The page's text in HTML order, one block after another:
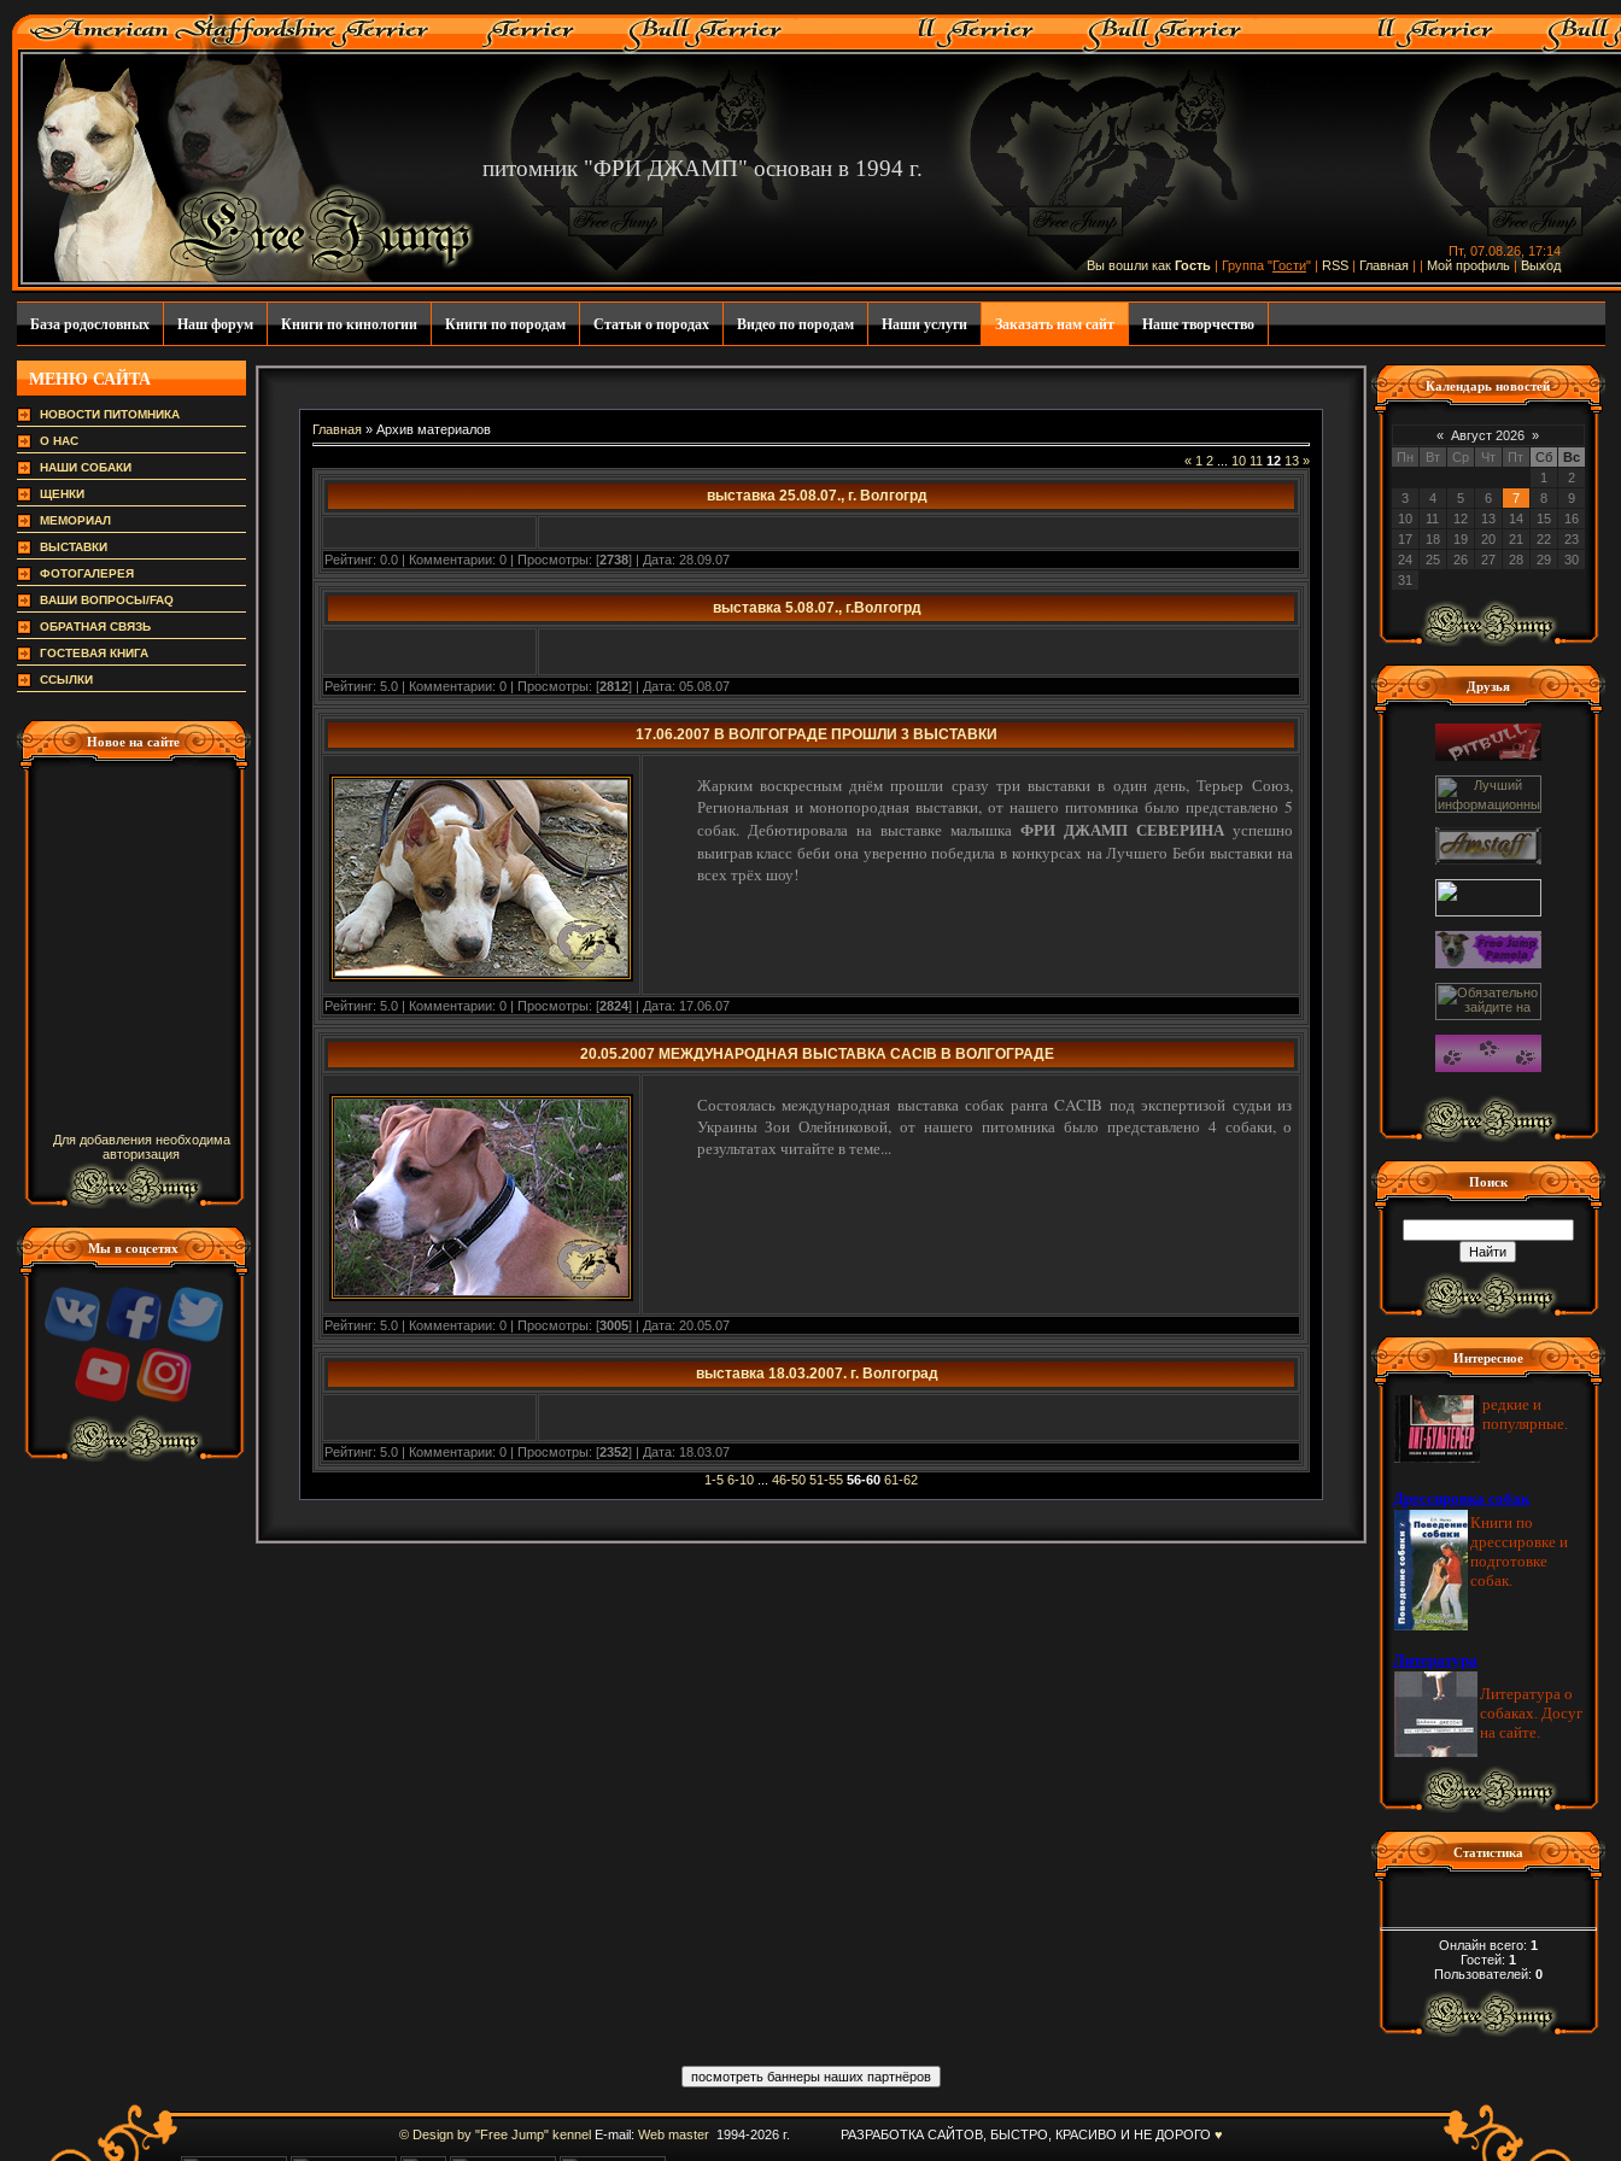
питомник "ФРИ ДЖАМП" основан в 1994 г.
Пт, 07.08.26, 17:14
Вы вошли как Гость | Группа "Гости" | RSS | Главная | | Мой профиль |Выход
База родословных Наш форум Книги по кинологии Книги по породам Статьи о породах Видео по породам Наши услуги Заказать нам сайт Наше творчество
МЕНЮ САЙТА
НОВОСТИ ПИТОМНИКА
О НАС
НАШИ СОБАКИ
ЩЕНКИ
МЕМОРИАЛ
ВЫСТАВКИ
ФОТОГАЛЕРЕЯ
ВАШИ ВОПРОСЫ/FAQ
ОБРАТНАЯ СВЯЗЬ
ГОСТЕВАЯ КНИГА
ССЫЛКИ
Новое на сайте
Для добавления необходима
авторизация
Мы в соцсетях
Главная» Архив материалов
« 1 2 10 11 12 13 »
выставка 25.08.07., г. Волгогрд
Рейтинг: 0.0 | Комментарии: 0 | Просмотры: [2738] | Дата: 28.09.07
выставка 5.08.07., г.Волгогрд
Рейтинг: 5.0 | Комментарии: 0 | Просмотры: [2812] | Дата: 05.08.07
17.06.2007 В ВОЛГОГРАДЕ ПРОШЛИ 3 ВЫСТАВКИ
Жарким воскресным днём прошли сразу три выставки в один день, Терьер Союз,
Региональная и монопородная выставки, от нашего питомника было представлено 5
собак. Дебютировала на выставке малышка ФРИ ДЖАМП СЕВЕРИНАуспешно
выиграв класс беби она уверенно победила в конкурсах на Лучшего Беби выставки на
всех трёх шоу!
Рейтинг: 5.0 | Комментарии: 0 | Просмотры: [2824] | Дата: 17.06.07
20.05.2007 МЕЖДУНАРОДНАЯ ВЫСТАВКА CACIB В ВОЛГОГРАДЕ
Состоялась международная выставка собак ранга CACIB под экспертизой судьи из
Украины Зои Олейниковой, от нашего питомника было представлено 4 собаки, о
результатах читайте в теме...
Рейтинг: 5.0 | Комментарии: 0 | Просмотры: [3005] | Дата: 20.05.07
выставка 18.03.2007. г. Волгоград
Рейтинг: 5.0 | Комментарии: 0 | Просмотры: [2352] | Дата: 18.03.07
1-5 6-10 46-50 51-55 56-60 61-62
Календарь новостей
« Август 2026 »
Пн
Вт Ср Чт Пт Сб
Вс
1
2
3
4 5 6 7 8
9
10
11 12 13 14 15
16
17
18 19 20 21 22
23
24
25 26 27 28 29
30
31
Друзья
Поиск
Интересное
Статистика
Онлайн всего: 1
Гостей: 1
Пользователей: 0
© Design by "Free Jump" kennelE-mail: Web master1994-2026 г. РАЗРАБОТКА САЙТОВ, БЫСТРО, КРАСИВО И НЕ ДОРОГО ♥